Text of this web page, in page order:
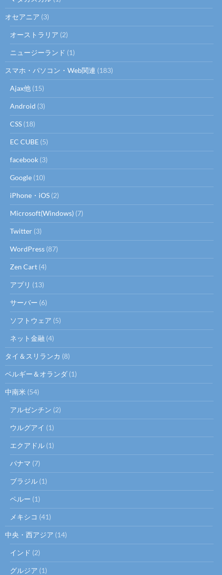
オセアニア (3)
オーストラリア (2)
ニュージーランド (1)
スマホ・パソコン・Web関連 (183)
Ajax他 (15)
Android (3)
CSS (18)
EC CUBE (5)
facebook (3)
Google (10)
iPhone・iOS (2)
Microsoft(Windows) (7)
Twitter (3)
WordPress (87)
Zen Cart (4)
アプリ (13)
サーバー (6)
ソフトウェア (5)
ネット金融 (4)
タイ＆スリランカ (8)
ベルギー＆オランダ (1)
中南米 (54)
アルゼンチン (2)
ウルグアイ (1)
エクアドル (1)
パナマ (7)
ブラジル (1)
ペルー (1)
メキシコ (41)
中央・西アジア (14)
インド (2)
グルジア (1)